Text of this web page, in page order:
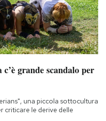
grande scandalo per
una piccola sottocultura
criticare le derive delle